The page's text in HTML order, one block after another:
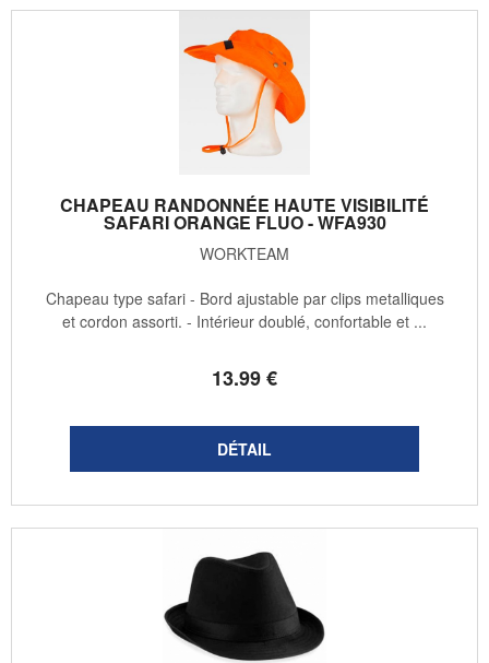
CHAPEAU RANDONNÉE HAUTE VISIBILITÉ
SAFARI ORANGE FLUO - WFA930
WORKTEAM
13.99€
Chapeau type safari - Bord ajustable par clips metalliques
et cordon assorti. - Intérieur doublé, confortable et ...